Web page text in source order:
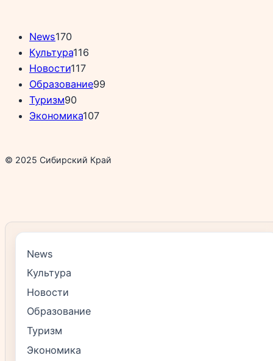
News170
Культура116
Новости117
Образование99
Туризм90
Экономика107
© 2025 Сибирский Край
News
Культура
Новости
Образование
Туризм
Экономика